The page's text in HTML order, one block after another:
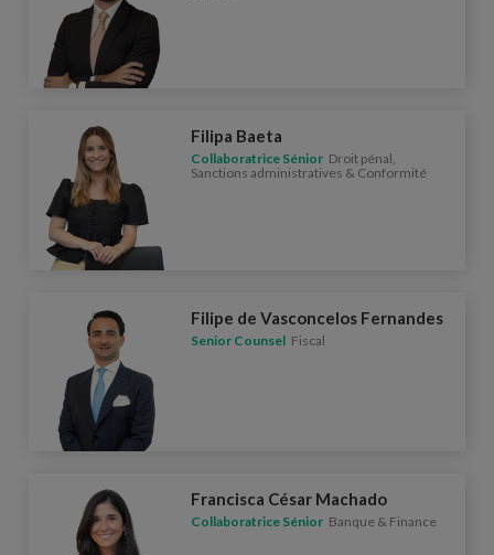
Filipa Baeta
Collaboratrice Sénior Droit pénal,
Sanctions administratives & Conformité
Filipe de Vasconcelos Fernandes
Senior Counsel Fiscal
Francisca César Machado
Collaboratrice Sénior Banque & Finance